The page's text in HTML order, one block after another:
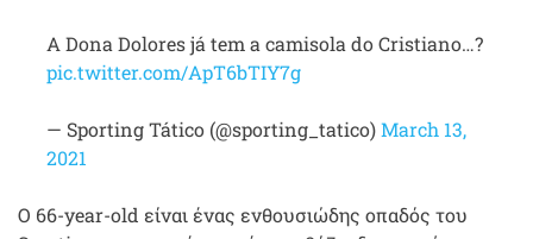
A Dona Dolores já tem a camisola do Cristiano…?
pic.twitter.com/ApT6bTIY7g
— Sporting Tático (@sporting_tatico)March 13,
2021
Ο 66-year-old είναι ένας ενθουσιώδης οπαδός του